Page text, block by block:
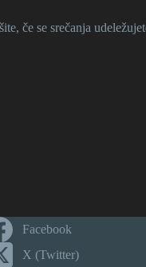
če se srečanja
Facebook
X (Twitter)